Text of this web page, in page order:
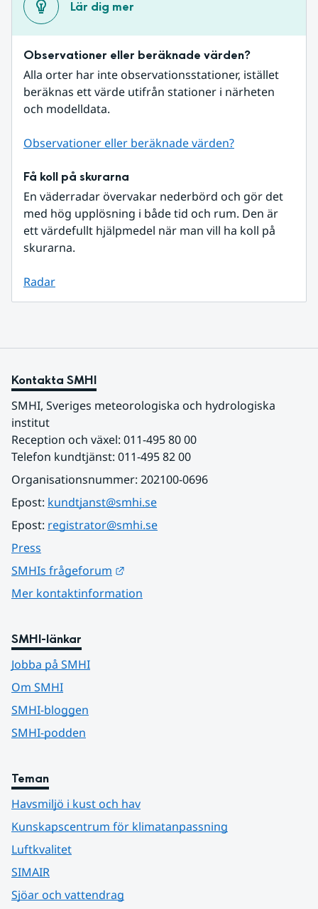
Lär dig mer
Observationer eller beräknade värden?
Alla orter har inte observationsstationer, istället
beräknas ett värde utifrån stationer i närheten
och modelldata.
Observationer eller beräknade värden?
Få koll på skurarna
En väderradar övervakar nederbörd och gör det
med hög upplösning i både tid och rum. Den är
ett värdefullt hjälpmedel när man vill ha koll på
skurarna.
Radar
Kontakta SMHI
SMHI, Sveriges meteorologiska och hydrologiska
institut
Reception och växel: 011-495 80 00
Telefon kundtjänst: 011-495 82 00
Organisationsnummer: 202100-0696
Epost: kundtjanst@smhi.se
Epost: registrator@smhi.se
Press
SMHIs frågeforum
Mer kontaktinformation
SMHI-länkar
Jobba på SMHI
Om SMHI
SMHI-bloggen
SMHI-podden
Teman
Havsmiljö i kust och hav
Kunskapscentrum för klimatanpassning
Luftkvalitet
SIMAIR
Sjöar och vattendrag